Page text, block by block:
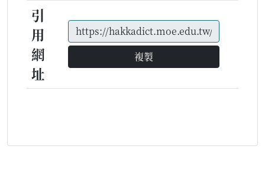
引
用
網
址
複製